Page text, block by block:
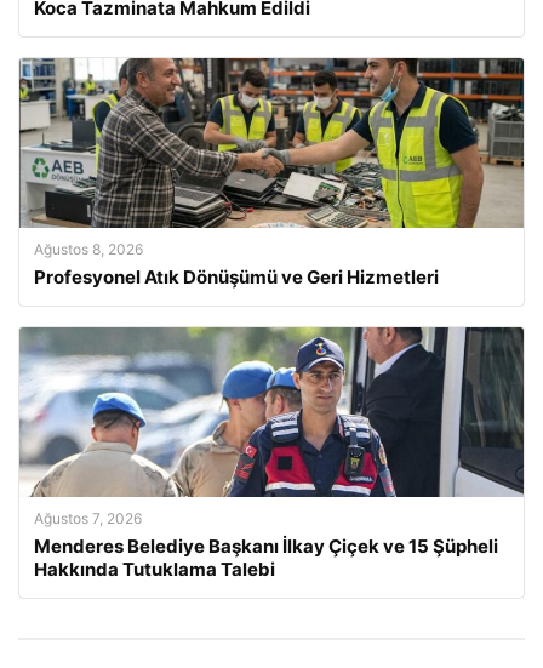
Koca Tazminata Mahkum Edildi
Ağustos 8, 2026
Profesyonel Atık Dönüşümü ve Geri Hizmetleri
Ağustos 7, 2026
Menderes Belediye Başkanı İlkay Çiçek ve 15 Şüpheli
Hakkında Tutuklama Talebi